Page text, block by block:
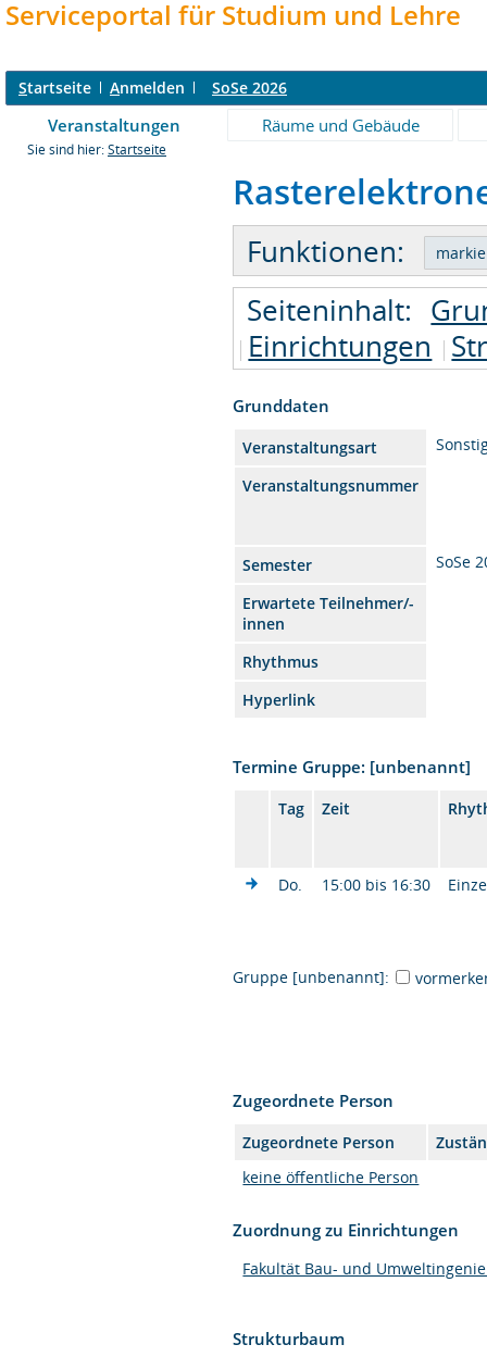
Serviceportal für Studium und Lehre
Startseite Anmelden SoSe 2026
Veranstaltungen Räume und Gebäude
Sie sind hier: Startseite
Funktionen:
Seiteninhalt:
Einrichtungen
Grunddaten
Veranstaltungsart
Veranstaltungsnummer
Semester
SoSe
Erwartete Teilnehmer/-
innen
Rhythmus
Hyperlink
Termine Gruppe: [unbenannt]
Tag Zeit
Do. 15:00 bis 16:30
Gruppe [unbenannt]:
Zugeordnete Person
Zugeordnete Person
keine öffentliche Person
Zuordnung zu Einrichtungen
Fakultät Bau- und
Strukturbaum